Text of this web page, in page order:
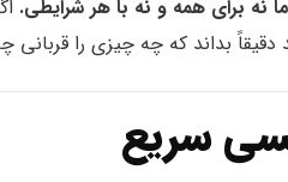
نه برای همه و نه با هر شرایطی.
دقیقاً بداند که چه چیزی را
سریع